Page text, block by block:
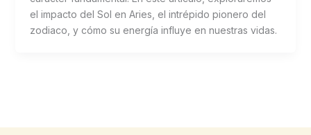
el impacto del Sol en Aries, el intrépido pionero del
zodiaco, y cómo su energía influye en nuestras vidas.